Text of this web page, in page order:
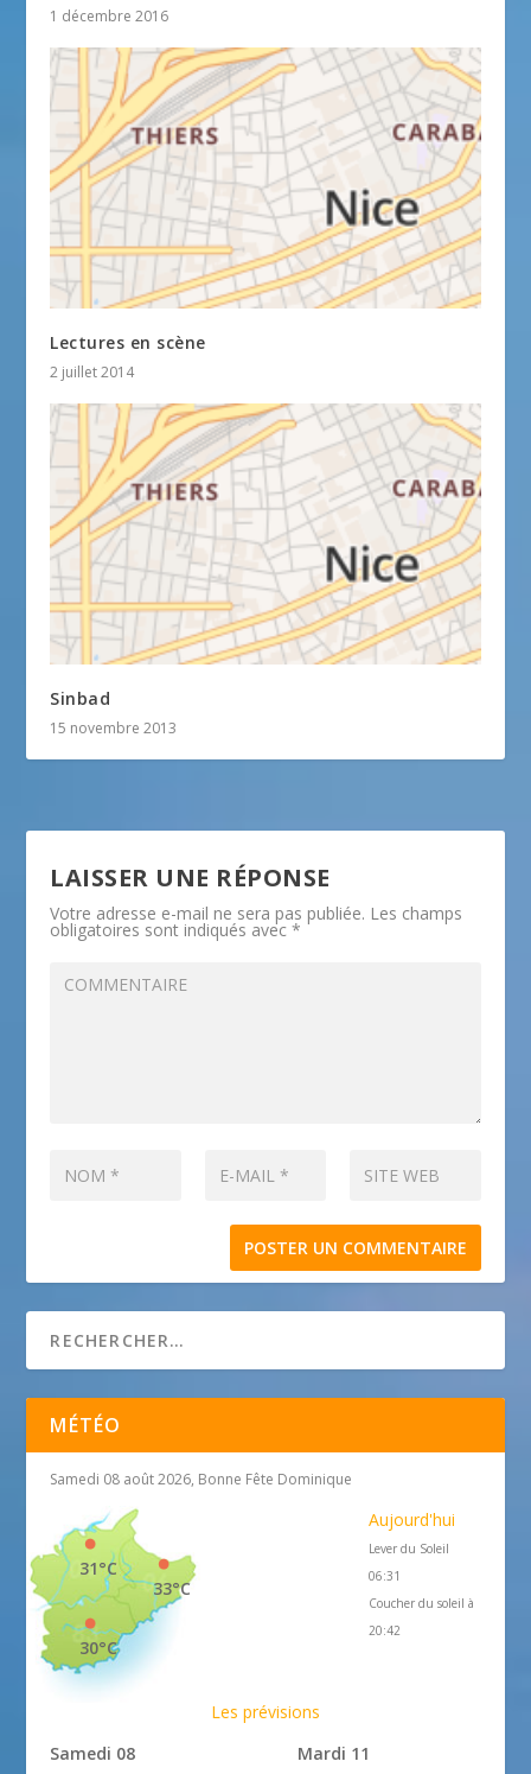
1 décembre 2016
Lectures en scène
2 juillet 2014
Sinbad
15 novembre 2013
LAISSER UNE RÉPONSE
Votre adresse e-mail ne sera pas publiée. Les champs
obligatoires sont indiqués avec*
MÉTÉO
Samedi 08 août 2026, Bonne Fête Dominique
33°C
31°C
30°C
Aujourd'hui
Lever du Soleil
06:31
Coucher du soleil à
20:42
Les prévisions
Samedi 08
Mardi 11